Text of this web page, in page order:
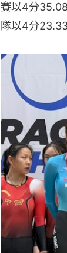
賽以4分
隊以4分